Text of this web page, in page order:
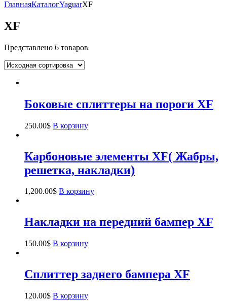
ГлавнаяКаталогYaguarXF
XF
Представлено 6 товаров
Боковые сплиттеры на пороги XF
250.00$ В корзину
Карбоновые элементы XF( Жабры,
решетка, накладки)
1,200.00$ В корзину
Накладки на передний бампер XF
150.00$ В корзину
Сплиттер заднего бампера XF
120.00$ В корзину